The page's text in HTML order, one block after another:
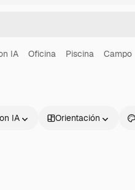
IA Oficina Piscina Campo
IA Orientación